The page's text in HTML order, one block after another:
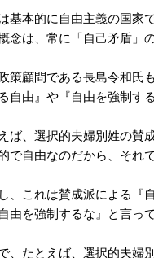
基本的に自由主義の国家
念は、常に「自己矛盾」
策顧問である長島令和氏
自由』や『自由を強制す
ば、選択的夫婦別姓の賛
で自由なのだから、それ
、これは賛成派による『
由を強制するな』と言っ
、たとえば、選択的夫婦